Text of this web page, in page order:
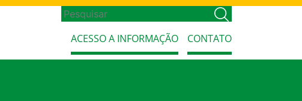
ACESSO A INFORMAÇÃO CONTATO